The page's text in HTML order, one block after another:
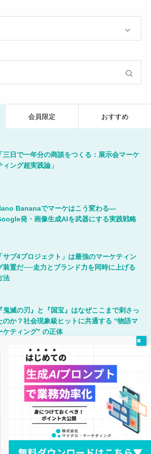
会員限定 おすすめ
「三日で一年分の商談をつくる：展示会マーケ
ィング超実践論」
Bananaでマーケはこう変わる―
発・画像生成AIを武器にする実践戦略
「サブ4プロジェクト」は最強のマーケティン
装置だ──走力とブランド力を同時に上げる
法
『鬼滅の刃』と『国宝』はなぜここまで刺さっ
のか？社会現象級ヒットに共通する “物語マ
ケティング” の正体
唯一無二のマーケティング
©2024 MicroMarketing Inc.
エンスを提供するため、当ウェブサイトでは
ます。引き続き閲覧する場合、Cookie の使用
承諾したものとみなされます。